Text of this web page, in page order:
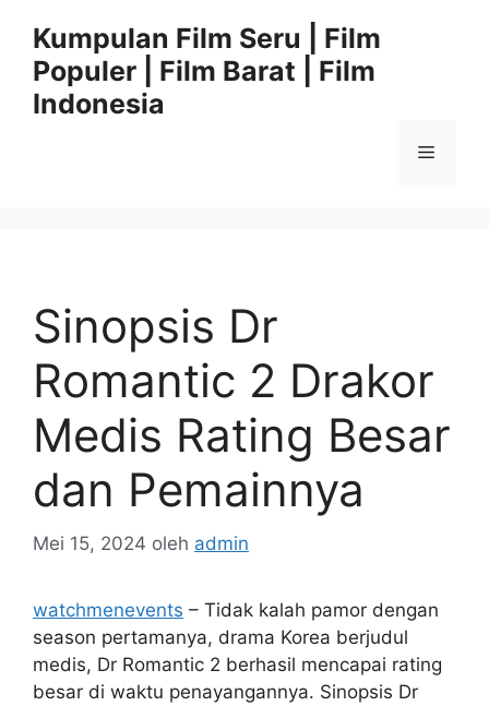
Kumpulan Film Seru | Film
Populer | Film Barat | Film
Indonesia
Menu
Sinopsis Dr
Romantic 2 Drakor
Medis Rating Besar
dan Pemainnya
Mei 15, 2024 oleh admin
watchmenevents – Tidak kalah pamor dengan
season pertamanya, drama Korea berjudul
medis, Dr Romantic 2 berhasil mencapai rating
besar di waktu penayangannya. Sinopsis Dr